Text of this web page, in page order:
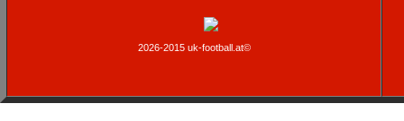
2026-2015 uk-football.at©